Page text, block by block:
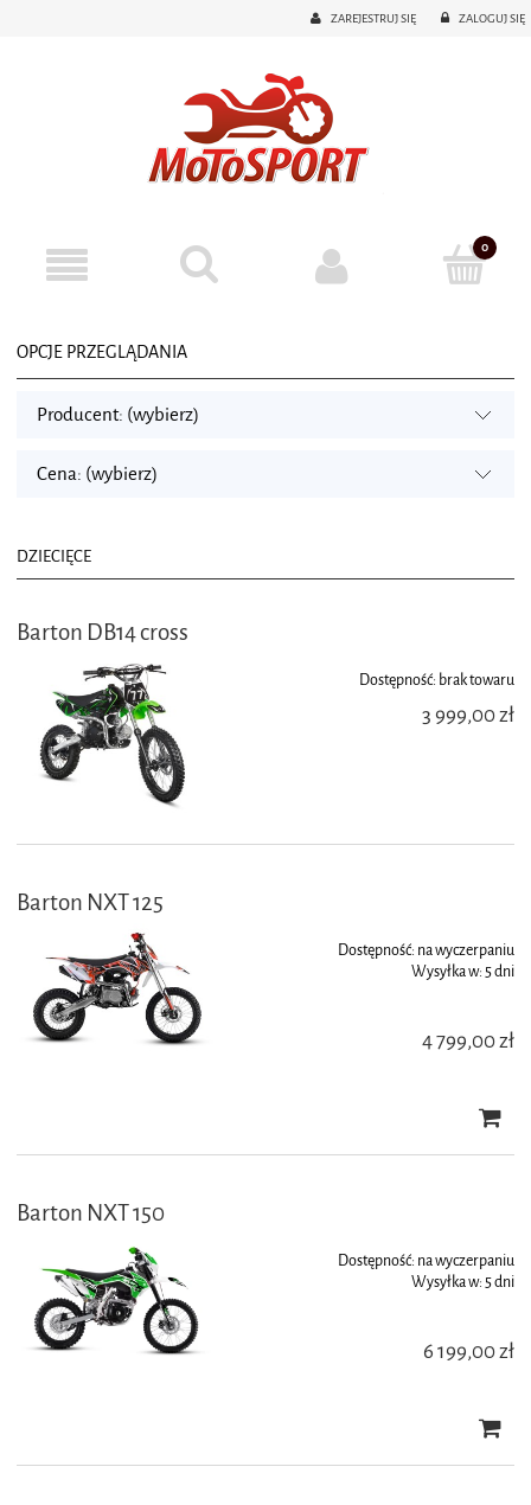
ZAREJESTRUJ SIĘ ZALOGUJ SIĘ
OPCJE PRZEGLĄDANIA
Producent: (wybierz)
Cena: (wybierz)
DZIECIĘCE
Barton DB14 cross
Dostępność: brak towaru
3 999,00 zł
Barton NXT 125
Dostępność: na wyczerpaniu
Wysyłka w:5 dni
4 799,00 zł
Barton NXT 150
Dostępność: na wyczerpaniu
Wysyłka w:5 dni
6 199,00 zł